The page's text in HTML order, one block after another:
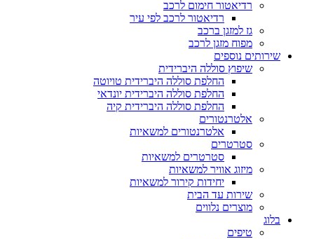
רדיאטור חימום לרכב
רדיאטור לרכב לפי עיר
גז למזגן ברכב
מפוח מזגן לרכב
שירותים נוספים
שיפוץ סוללה היברידית
החלפת סוללה היברידית טויוטה
החלפת סוללה היברידית יונדאי
החלפת סוללה היברידית קיה
אלטרנטורים
אלטרנטורים למשאיות
סטרטרים
סטרטרים למשאיות
מיזוג אוויר למשאיות
יחידות קירור למשאיות
שירות עד הבית
מוצרים נלווים
בלוג
טיפים